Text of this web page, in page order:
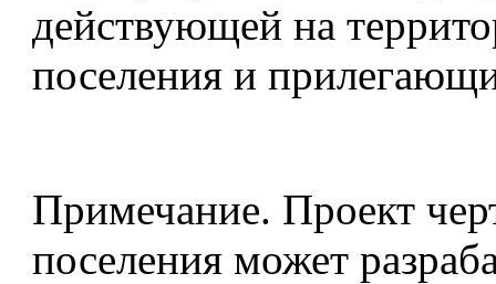
действующей на
поселения и
Примечание. Проект
поселения может